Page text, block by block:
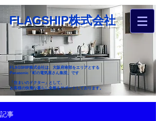
FLAGSHIP株式会社
FLAGSHIP株式会社は、大阪府南部をエリアとする
Panasonic「町の電気屋さん集団」です
「住まいのドクター」として、
お客様の快適な暮らし全般をサポートしております。
記事